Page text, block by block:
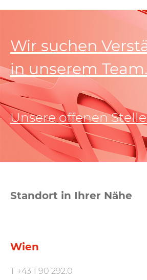
Wir suchen
in unserem Team.
Unsere offenen
Standort in Ihrer Nähe
Wien
T +43 1 90 292.0